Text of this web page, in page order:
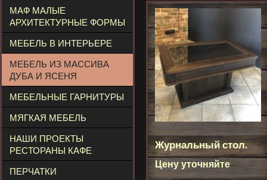
Журнальный стол.
Цену уточняйте
МАФ МАЛЫЕ
АРХИТЕКТУРНЫЕ ФОРМЫ
МЕБЕЛЬ В ИНТЕРЬЕРЕ
МЕБЕЛЬ ИЗ МАССИВА
ДУБА И ЯСЕНЯ
МЕБЕЛЬНЫЕ ГАРНИТУРЫ
МЯГКАЯ МЕБЕЛЬ
НАШИ ПРОЕКТЫ
РЕСТОРАНЫ КАФЕ
ПЕРЧАТКИ